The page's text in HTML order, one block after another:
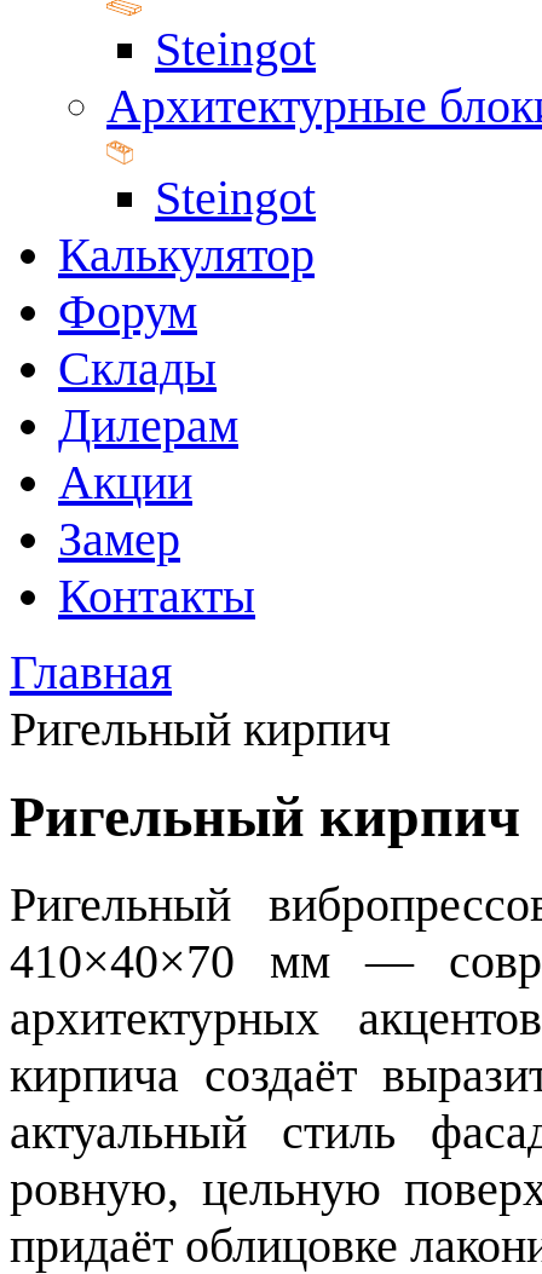
Steingot
Архитектурные
Steingot
Калькулятор
Форум
Склады
Дилерам
Акции
Замер
Контакты
Главная
Ригельный кирпич
Ригельный кирпич
Ригельный
410×40×70 мм —
архитектурных
кирпича создаёт
актуальный стиль
ровную, цельную
придаёт облицовке